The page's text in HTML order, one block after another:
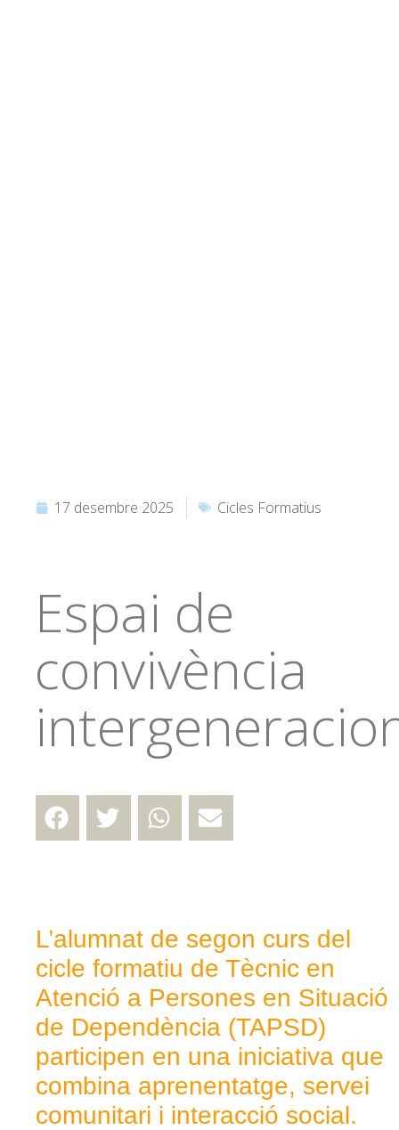
17 desembre 2025 Cicles Formatius
Espai de
convivència
L’alumnat de segon curs del
cicle formatiu de Tècnic en
Atenció a Persones en Situació
de Dependència (TAPSD)
participen en una iniciativa que
combina aprenentatge, servei
comunitari i interacció social.